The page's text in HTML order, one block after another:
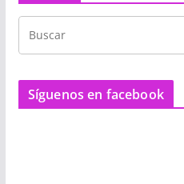
Síguenos en facebook